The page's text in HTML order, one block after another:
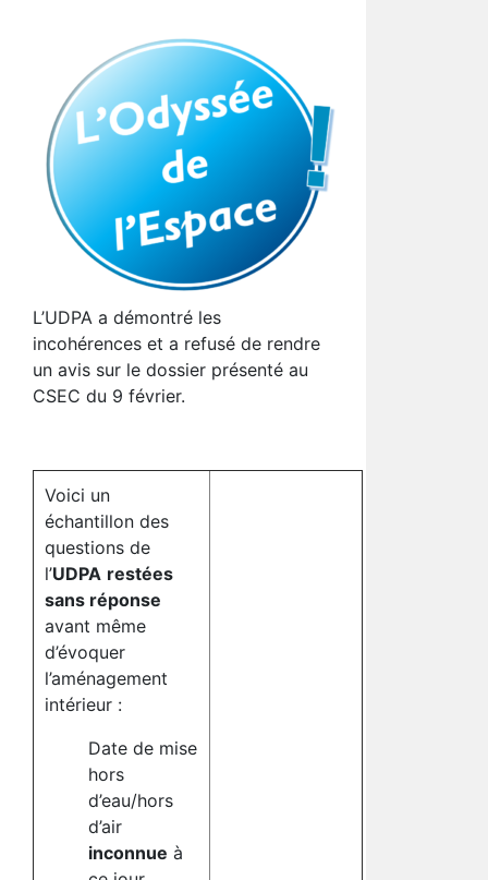
L’UDPA a démontré les
incohérences et a refusé de rendre
un avis sur le dossier présenté au
CSEC du 9 février.
Voici un
échantillon des
questions de
l’UDPA restées
sans réponse
avant même
d’évoquer
l’aménagement
intérieur :
Date de mise
hors
d’eau/hors
d’air
inconnue à